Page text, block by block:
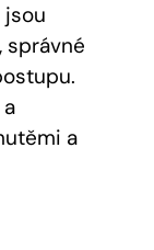
správné
a